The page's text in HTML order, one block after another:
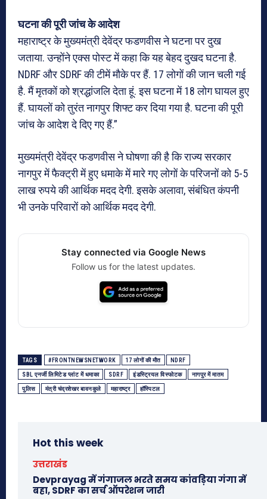
घटना की पूरी जांच के आदेश
महाराष्ट्र के मुख्यमंत्री देवेंद्र फडणवीस ने घटना पर दुख
जताया. उन्होंने एक्स पोस्ट में कहा कि यह बेहद दुखद घटना है.
NDRF और SDRF की टीमें मौके पर हैं. 17 लोगों की जान चली गई
है. मैं मृतकों को श्रद्धांजलि देता हूं. इस घटना में 18 लोग घायल हुए
हैं. घायलों को तुरंत नागपुर शिफ्ट कर दिया गया है. घटना की पूरी
जांच के आदेश दे दिए गए हैं.”
मुख्यमंत्री देवेंद्र फडणवीस ने घोषणा की है कि राज्य सरकार
नागपुर में फैक्ट्री में हुए धमाके में मारे गए लोगों के परिजनों को 5-5
लाख रुपये की आर्थिक मदद देगी. इसके अलावा, संबंधित कंपनी
भी उनके परिवारों को आर्थिक मदद देगी.
Stay connected via Google News
Follow us for the latest updates.
TAGS #FRONTNEWSNETWORK 17 लोगों की मौत NDRF
SBL एनर्जी लिमिटेड प्लांट में धमाका SDRF इंडस्ट्रियल विस्फोटक नागपुर में मातम
पुलिस मंत्री चंद्रशेखर बावनकुले महाराष्ट्र हॉस्पिटल
Hot this week
उत्तराखंड
Devprayag में गंगाजल भरते समय कांवड़िया गंगा में
बहा, SDRF का सर्च ऑपरेशन जारी